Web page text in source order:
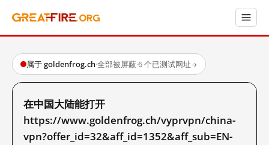
属于 goldenfrog.ch·全部被屏蔽·6 个已测试网址→
在中国大陆能打开
https://www.goldenfrog.ch/vyprvpn/china-
vpn?offer_id=32&aff_id=1352&aff_sub=EN-